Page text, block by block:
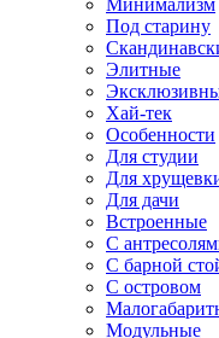
Минимализм
Под старину
Элитные
Хай-тек
Особенности
Для студии
Для
Для дачи
Встроенные
С
С барной
С островом
Модульные